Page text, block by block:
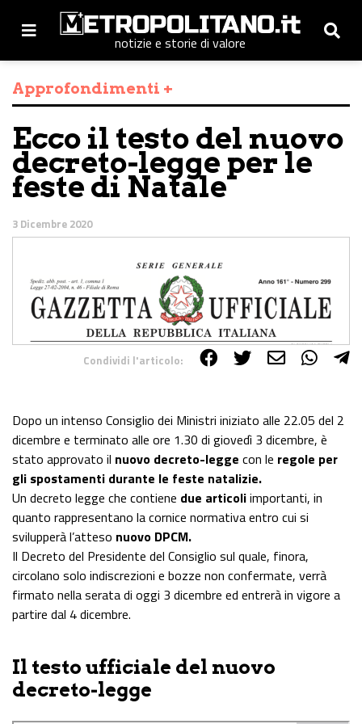
notizie e storie di valore
Approfondimenti +
Ecco il testo del nuovo
decreto-legge per le
feste di Natale
3 Dicembre 2020
Condividi l'articolo:
Dopo un intenso Consiglio dei Ministri iniziato alle 22.05 del 2
dicembre e terminato alle ore 1.30 di giovedì 3 dicembre, è
stato approvato il nuovo decreto-legge con le regole per
gli spostamenti durante le feste natalizie.
Un decreto legge che contiene due articoliimportanti, in
quanto rappresentano la cornice normativa entro cui si
svilupperà l’atteso nuovo DPCM.
Il Decreto del Presidente del Consiglio sul quale, finora,
circolano solo indiscrezioni e bozze non confermate, verrà
firmato nella serata di oggi 3 dicembre ed entrerà in vigore a
partire dal 4 dicembre.
Il testo ufficiale del nuovo
decreto-legge